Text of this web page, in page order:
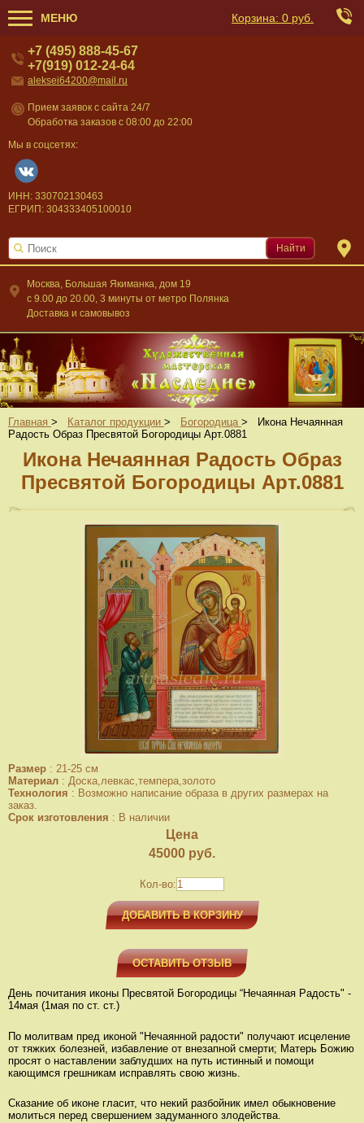
МЕНЮ Корзина: 0 руб.
Москва, Большая Якиманка, дом 19
c 9.00 до 20.00, 3 минуты от метро Полянка
Доставка и самовывоз
+7 (495) 888-45-67
+7(919) 012-24-64
aleksei64200@mail.ru
Прием заявок с сайта 24/7
Обработка заказов с 08:00 до 22:00
Мы в соцсетях:
ИНН: 330702130463
ЕГРИП: 304333405100010
Найти
Главная > Каталог продукции > Богородица >
Икона Нечаянная
Радость Образ Пресвятой Богородицы Арт.0881
Икона Нечаянная Радость Образ
Пресвятой Богородицы Арт.0881
Размер : 21-25 см
Материал : Доска,левкас,темпера,золото
Технология : Возможно написание образа в других размерах на
заказ.
Срок изготовления : В наличии
Цена
45000 руб.
Кол-во:
ДОБАВИТЬ В КОРЗИНУ
ОСТАВИТЬ ОТЗЫВ
День почитания иконы Пресвятой Богородицы “Нечаянная Радость" -
14мая (1мая по ст. ст.)
По молитвам пред иконой "Нечаянной радости" получают исцеление
от тяжких болезней, избавление от внезапной смерти; Матерь Божию
просят о наставлении заблудших на путь истинный и помощи
кающимся грешникам исправлять свою жизнь.
Сказание об иконе гласит, что некий разбойник имел обыкновение
молиться перед свершением задуманного злодейства.